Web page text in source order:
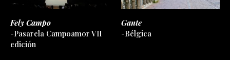
Fely Campo
-Pasarela Campoamor VII
edición
Gante
-Bélgica